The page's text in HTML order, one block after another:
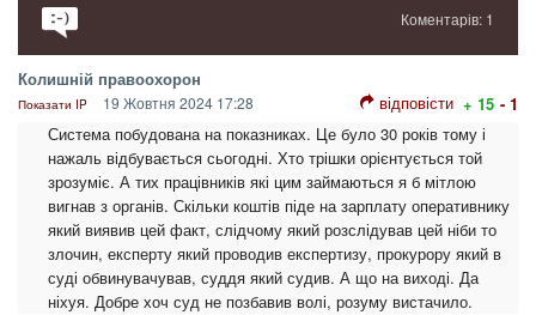
Коментарів: 1
Колишній правоохорон
Показати IP 19 Жовтня 2024 17:28 відповісти + 15 - 1
Система побудована на показниках. Це було 30 років тому і
нажаль відбувається сьогодні. Хто трішки орієнтується той
зрозуміє. А тих працівників які цим займаються я б мітлою
вигнав з органів. Скільки коштів піде на зарплату оперативнику
який виявив цей факт, слідчому який розслідував цей ніби то
злочин, експерту який проводив експертизу, прокурору який в
суді обвинувачував, суддя який судив. А що на виході. Да
ніхуя. Добре хоч суд не позбавив волі, розуму вистачило.